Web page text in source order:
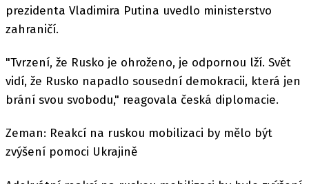
prezidenta Vladimira Putina uvedlo ministerstvo
zahraničí.
"Tvrzení, že Rusko je ohroženo, je odpornou lží. Svět
vidí, že Rusko napadlo sousední demokracii, která jen
brání svou svobodu," reagovala česká diplomacie.
Zeman: Reakcí na ruskou mobilizaci by mělo být
zvýšení pomoci Ukrajině